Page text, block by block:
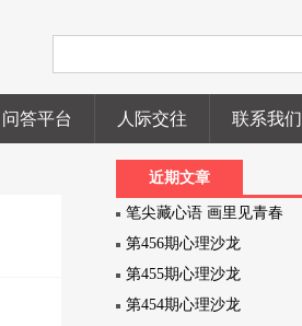
问答平台 人际交往 联系我们
近期文章
笔尖藏心语 画里见青春
第456期心理沙龙
第455期心理沙龙
第454期心理沙龙